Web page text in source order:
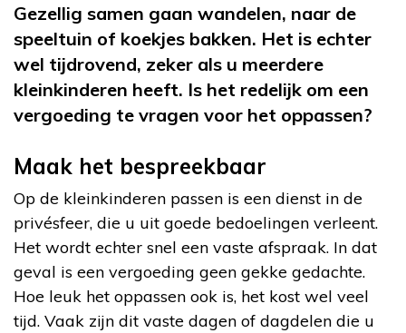
Gezellig samen gaan wandelen, naar de
speeltuin of koekjes bakken. Het is echter
wel tijdrovend, zeker als u meerdere
kleinkinderen heeft. Is het redelijk om een
vergoeding te vragen voor het oppassen?
Maak het bespreekbaar
Op de kleinkinderen passen is een dienst in de
privésfeer, die u uit goede bedoelingen verleent.
Het wordt echter snel een vaste afspraak. In dat
geval is een vergoeding geen gekke gedachte.
Hoe leuk het oppassen ook is, het kost wel veel
tijd. Vaak zijn dit vaste dagen of dagdelen die u